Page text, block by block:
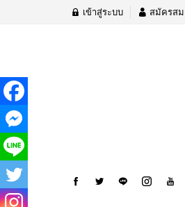
เข้าสู่ระบบ สมัครส